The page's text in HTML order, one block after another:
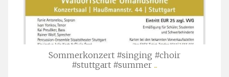
Sommerkonzert #singing #choir
#stuttgart #summer ...